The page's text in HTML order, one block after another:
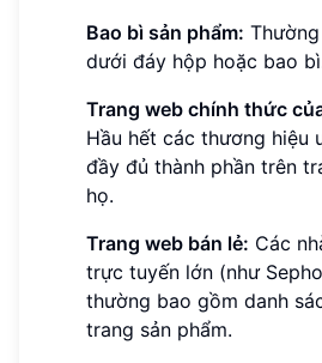
Bao bì sản phẩm:
dưới đáy hộp hoặc bao
Trang web chính thức
Hầu hết các thương hiệu
đầy đủ thành phần trên
họ.
Trang web bán lẻ: Các
trực tuyến lớn (như
thường bao gồm danh
trang sản phẩm.